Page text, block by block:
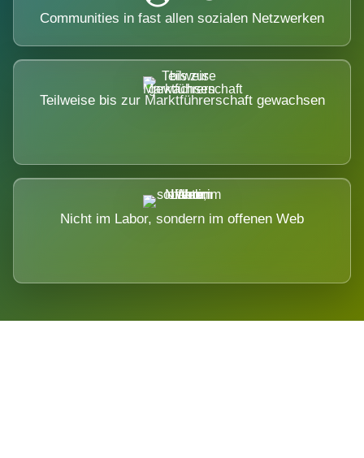
Communities in fast allen sozialen Netzwerken
Teilweise bis zur Marktführerschaft gewachsen
Nicht im Labor, sondern im offenen Web